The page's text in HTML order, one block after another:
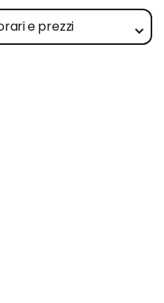
e prezzi